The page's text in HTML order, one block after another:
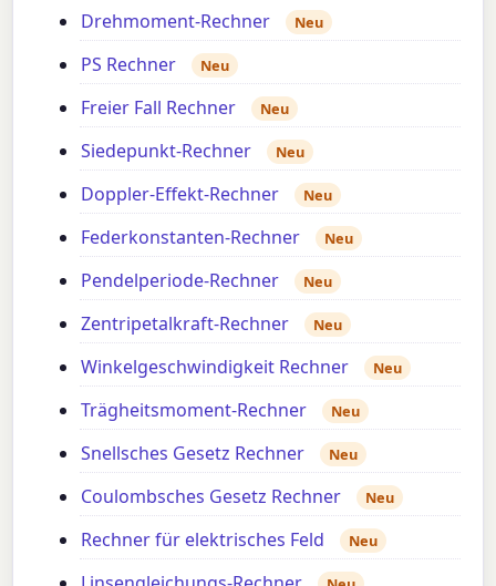
Drehmoment-Rechner Neu
PS Rechner Neu
Freier Fall Rechner Neu
Siedepunkt-Rechner Neu
Doppler-Effekt-Rechner Neu
Federkonstanten-Rechner Neu
Pendelperiode-Rechner Neu
Zentripetalkraft-Rechner Neu
Winkelgeschwindigkeit Rechner Neu
Trägheitsmoment-Rechner Neu
Snellsches Gesetz Rechner Neu
Coulombsches Gesetz Rechner Neu
Rechner für elektrisches Feld Neu